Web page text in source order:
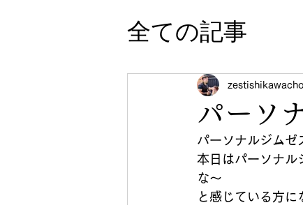
全ての記事
パーソ
zestishikawacho
パーソナルジムゼ
本日はパーソナル
な〜
と感じている方に